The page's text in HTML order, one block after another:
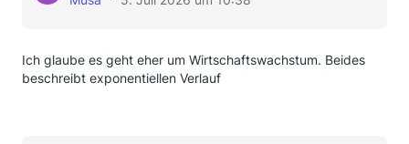
Ich glaube es geht eher um Wirtschaftswachstum. Beides
beschreibt exponentiellen Verlauf